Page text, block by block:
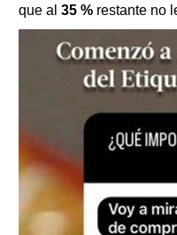
que al 35 % restante no